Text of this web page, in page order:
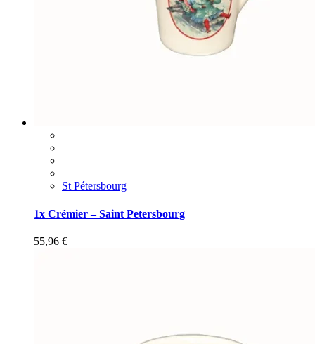
St Pétersbourg
1x Crémier – Saint Petersbourg
55,96 €